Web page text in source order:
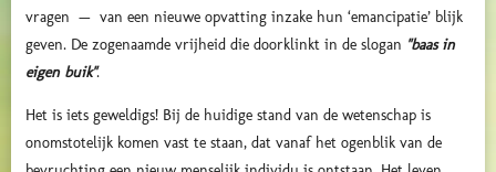
vragen — van een nieuwe opvatting inzake hun ‘emancipatie’ blijk
geven. De zogenaamde vrijheid die doorklinkt in de slogan "baas in
eigen buik".
Het is iets geweldigs! Bij de huidige stand van de wetenschap is
onomstotelijk komen vast te staan, dat vanaf het ogenblik van de